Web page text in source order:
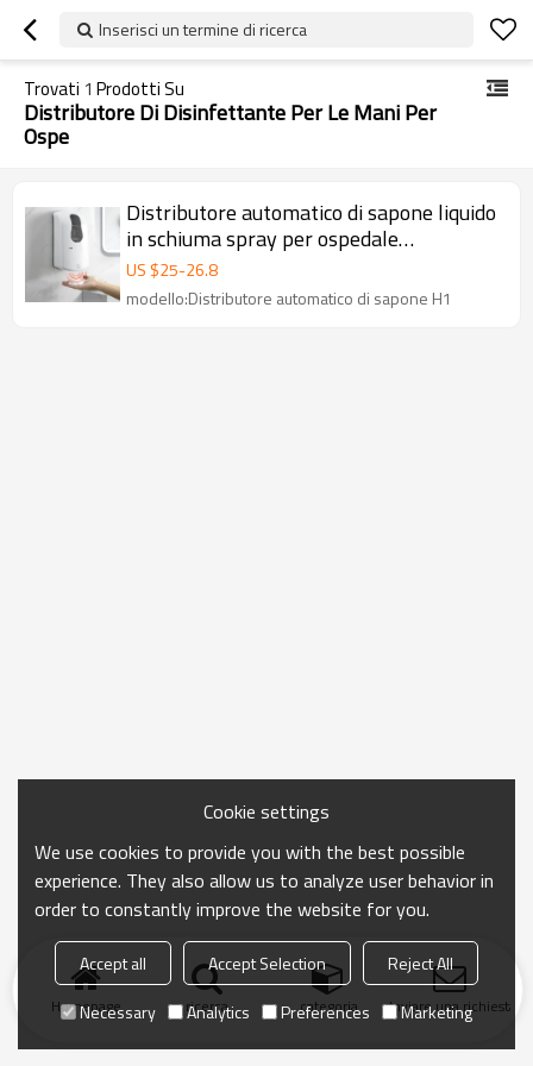
Inserisci un termine di ricerca
Trovati 1 Prodotti Su
Distributore Di Disinfettante Per Le Mani Per
Ospe
Distributore automatico di sapone liquido
in schiuma spray per ospedale
commerciale Smarlean H1
US $25-26.8
modello:Distributore automatico di sapone H1
Homepage ricerca categoria Inviare una richiesta
Cookie settings
We use cookies to provide you with the best possible
experience. They also allow us to analyze user behavior in
order to constantly improve the website for you.
Accept all Accept Selection
Reject All
Necessary
Analytics Preferences Marketing